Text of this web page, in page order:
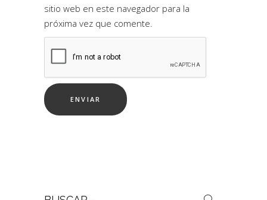
sitio web en este navegador para la
próxima vez que comente.